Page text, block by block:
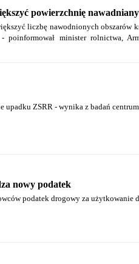
powierzchnię
liczbę nawodnionych obszarów
minister rolnictwa,
upadku ZSRR - wynika z badań
nowy podatek
podatek drogowy za użytkowanie